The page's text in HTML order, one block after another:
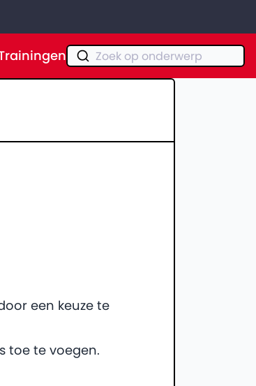
Zoek op onderwerp
een keuze te
toe te voegen.